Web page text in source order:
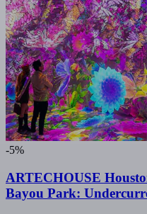
-5%
ARTECHOUSE
Bayou Park: